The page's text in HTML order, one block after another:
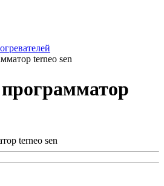
terneo sen